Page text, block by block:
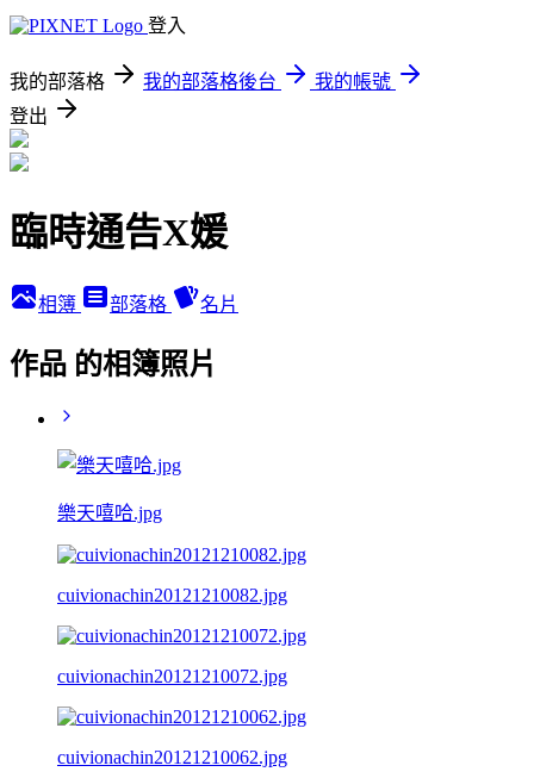
登入
我的部落格 我的部落格後台
我的帳號
登出
臨時通告X媛
相簿 部落格 名片
作品 的相簿照片
樂天嘻哈.jpg
cuivionachin20121210082.jpg
cuivionachin20121210072.jpg
cuivionachin20121210062.jpg